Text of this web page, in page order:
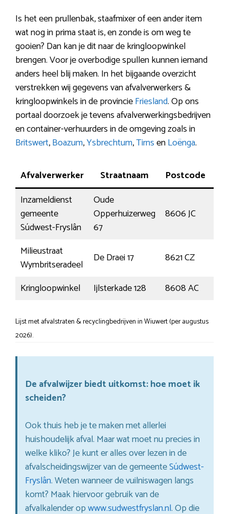
Is het een prullenbak, staafmixer of een ander item
wat nog in prima staat is, en zonde is om weg te
gooien? Dan kan je dit naar de kringloopwinkel
brengen. Voor je overbodige spullen kunnen iemand
anders heel blij maken. In het bijgaande overzicht
verstrekken wij gegevens van afvalverwerkers &
kringloopwinkels in de provincieFriesland. Op ons
portaal doorzoek je tevens afvalverwerkingsbedrijven
en container-verhuurders in de omgeving zoals in
Britswert,Boazum,Ysbrechtum,TirnsenLoënga.
Afvalverwerker Straatnaam Postcode
Inzameldienst
gemeente
Súdwest-Fryslân
Oude
Opperhuizerweg
67
8606 JC
Milieustraat
Wymbritseradeel
De Draei 17 8621 CZ
Kringloopwinkel
Ijlsterkade 128 8608 AC
Lijst met afvalstraten & recyclingbedrijven in Wiuwert (per augustus
2026).
De afvalwijzer biedt uitkomst: hoe moet ik
scheiden?
Ook thuis heb je te maken met allerlei
huishoudelijk afval. Maar wat moet nu precies in
welke kliko? Je kunt er alles over lezen in de
afvalscheidingswijzer van de gemeenteSúdwest-
Fryslân. Weten wanneer de vuilniswagen langs
komt? Maak hiervoor gebruik van de
afvalkalender opwww.sudwestfryslan.nl. Op die